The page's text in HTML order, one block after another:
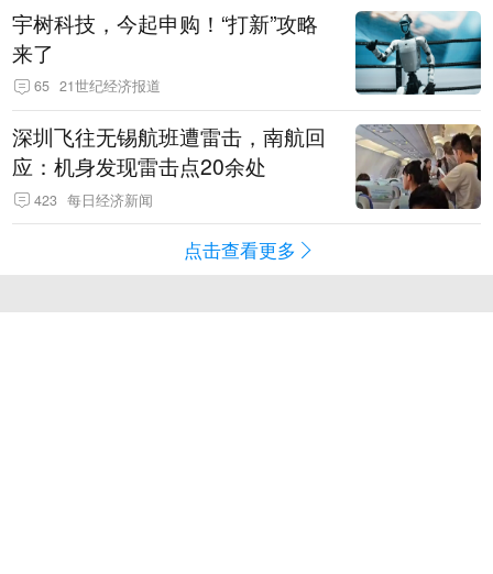
宇树科技，今起申购！“打新”攻略
来了
65 21世纪经济报道
深圳飞往无锡航班遭雷击，南航回
应：机身发现雷击点20余处
423 每日经济新闻
点击查看更多